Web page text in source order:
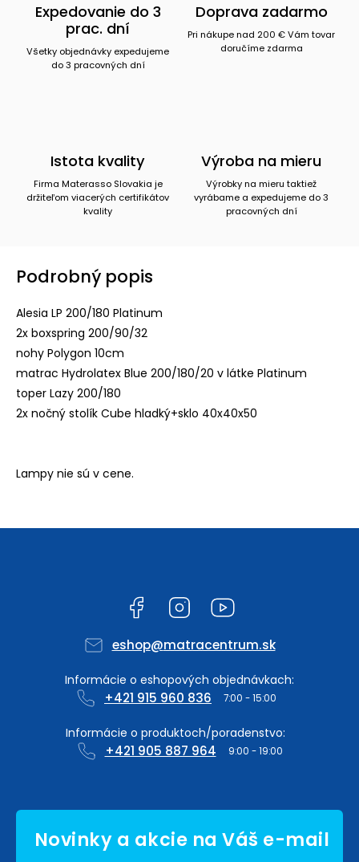
Expedovanie do 3
prac. dní
Všetky objednávky expedujeme
do 3 pracovných dní
Doprava zadarmo
Pri nákupe nad 200 € Vám tovar
doručíme zdarma
Istota kvality
Firma Materasso Slovakia je
držiteľom viacerých certifikátov
kvality
Výroba na mieru
Výrobky na mieru taktiež
vyrábame a expedujeme do 3
pracovných dní
Podrobný popis
Alesia LP 200/180 Platinum
2x boxspring 200/90/32
nohy Polygon 10cm
matrac Hydrolatex Blue 200/180/20 v látke Platinum
toper Lazy 200/180
2x nočný stolík Cube hladký+sklo 40x40x50
Lampy nie sú v cene.
Facebook Instagram
eshop@matracentrum.sk
+421 915 960 836
+421 905 887 964